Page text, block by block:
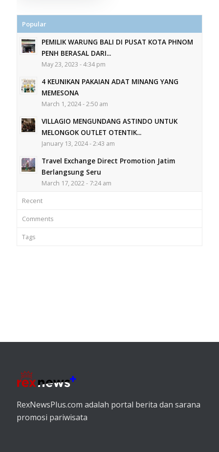
Popular
PEMILIK WARUNG BALI DI PUSAT KOTA PHNOM
PENH BERASAL DARI...
May 23, 2023 - 4:34 pm
4 KEUNIKAN PAKAIAN ADAT MINANG YANG
MEMESONA
March 1, 2024 - 2:50 am
VILLAGIO MENGUNDANG ASTINDO UNTUK
MELONGOK OUTLET OTENTIK...
January 13, 2024 - 2:43 am
Travel Exchange Direct Promotion Jatim
Berlangsung Seru
March 17, 2022 - 7:24 am
Recent
Comments
Tags
RexNewsPlus.com adalah portal berita dan sarana
promosi pariwisata